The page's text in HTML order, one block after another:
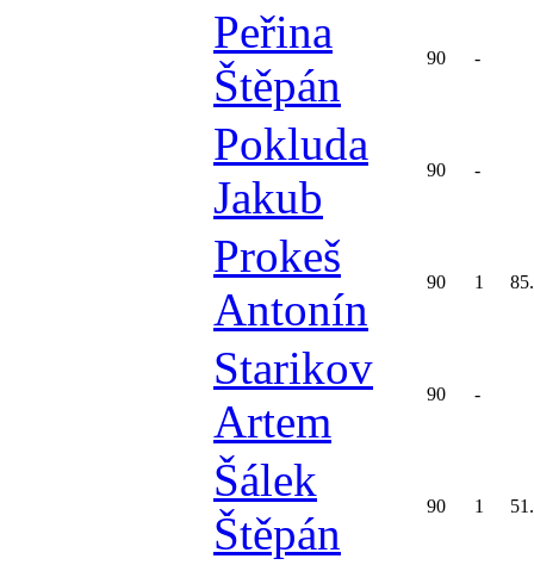
Peřina
Štěpán
90 -
Pokluda
Jakub
90 -
Prokeš
Antonín
90 1
Starikov
Artem
90 -
Šálek
Štěpán
90 1